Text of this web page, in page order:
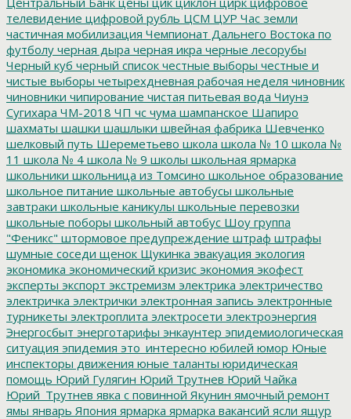
телевидение цифровой рубль ЦСМ ЦУР Час земли
частичная мобилизация Чемпионат Дальнего Востока по
футболу черная дыра черная икра черные лесорубы
Черный куб черный список честные выборы честные и
чистые выборы четырехдневная рабочая неделя чиновник
чиновники чипирование чистая питьевая вода Чиунэ
Сугихара ЧМ-2018 ЧП чс чума шампанское Шапиро
шахматы шашки шашлыки швейная фабрика Шевченко
шелковый путь Шереметьево школа школа № 10 школа №
11 школа № 4 школа № 9 школы школьная ярмарка
школьники школьница из Томсино школьное образование
школьное питание школьные автобусы школьные
завтраки школьные каникулы школьные перевозки
школьные поборы школьный автобус Шоу группа
"Феникс" штормовое предупреждение штраф штрафы
шумные соседи щенок Щукинка эвакуация экология
экономика экономический кризис экономия экофест
эксперты экспорт экстремизм электрика электричество
электричка электрички электронная запись электронные
турникеты электроплита электросети электроэнергия
Энергосбыт энерготарифы энкаунтер эпидемиологическая
ситуация эпидемия это_интересно юбилей юмор Юные
инспекторы движения юные таланты юридическая
помощь Юрий Гулягин Юрий Трутнев Юрий Чайка
Юрий_Трутнев явка с повинной Якунин ямочный ремонт
ямы январь Япония ярмарка ярмарка вакансий ясли ящур